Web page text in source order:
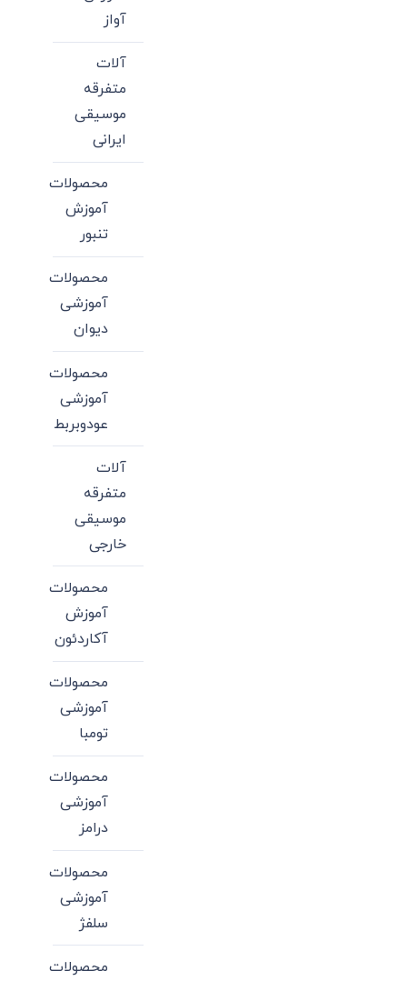
آواز
آلات
متفرقه
موسیقی
ایرانی
محصولات
آموزش
تنبور
محصولات
آموزشی
دیوان
محصولات
آموزشی
عودوبربط
آلات
متفرقه
موسیقی
خارجی
محصولات
آموزش
آکاردئون
محصولات
آموزشی
تومبا
محصولات
آموزشی
درامز
محصولات
آموزشی
سلفژ
محصولات